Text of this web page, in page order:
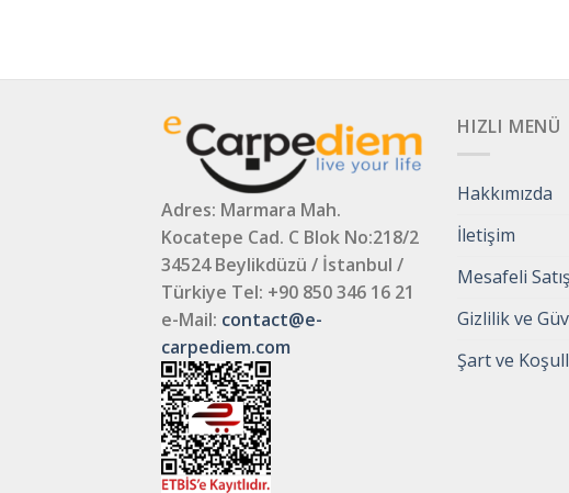
Adres: Marmara Mah.
Kocatepe Cad. C Blok No:218/2
34524 Beylikdüzü / İstanbul /
Türkiye Tel: +90 850 346 16 21
e-Mail: contact@e-
carpediem.com
HIZLI MENÜ
Hakkımızda
İletişim
Mesafeli
Gizlilik ve
Şart ve